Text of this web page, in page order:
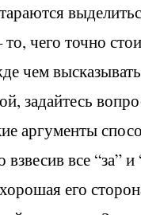
чего точно
чем
задайтесь
аргументы
все “за”
его